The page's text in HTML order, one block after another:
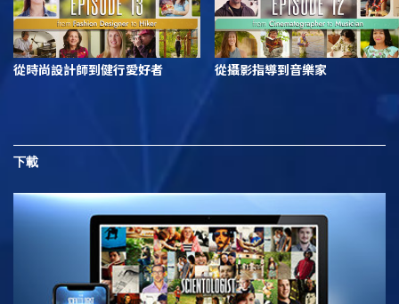
從時尚設計師到健行愛好者 從攝影指導到音樂家
下載